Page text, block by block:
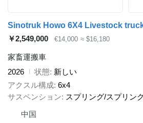
Sinotruk Howo 6X4 Livestock
￥2,549,000
€14,000 ≈ $16,180
家畜運搬車
2026
状態 新しい
アクスル構成 6x4
サスペンション
スプリング/スプリン
中国